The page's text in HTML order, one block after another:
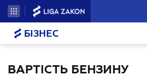
БІЗНЕС
ВАРТІСТЬ БЕНЗИНУ